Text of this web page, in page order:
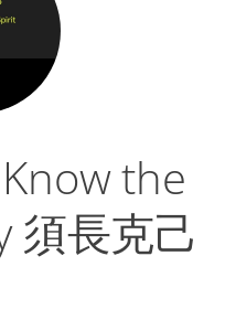
the
須長克己